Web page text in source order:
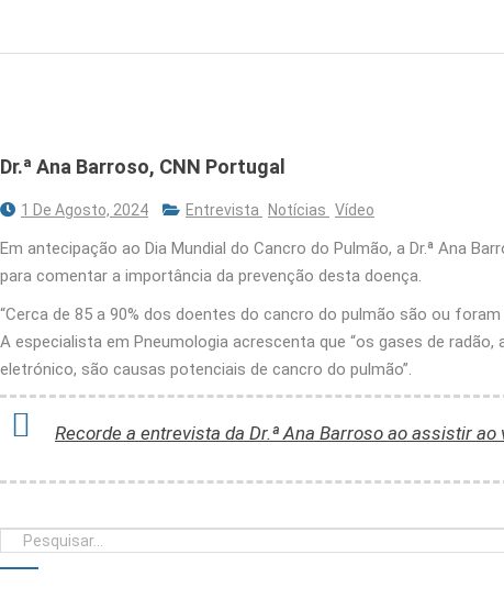
Dr.ª Ana Barroso, CNN Portugal
1 De Agosto, 2024 Entrevista Notícias Vídeo
Em antecipação ao Dia Mundial do Cancro do Pulmão, a Dr.ª Ana
para comentar a importância da prevenção desta doença.
“Cerca de 85 a 90% dos doentes do cancro do pulmão são ou
A especialista em Pneumologia acrescenta que “os gases de
eletrónico, são causas potenciais de cancro do pulmão”.
Recorde a entrevista da Dr.ª Ana Barroso ao assistir ao